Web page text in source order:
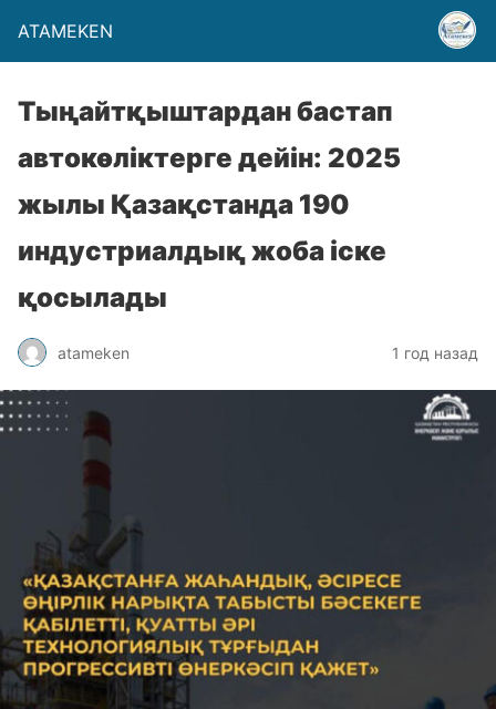
ATAMEKEN
Тыңайтқыштардан бастап
автокөліктерге дейін: 2025
жылы Қазақстанда 190
индустриалдық жоба іске
қосылады
atameken 1 год назад